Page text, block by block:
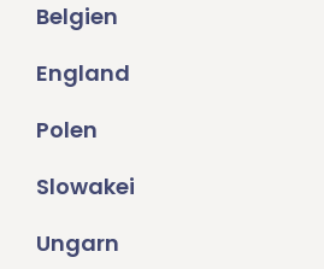
Belgien
England
Polen
Slowakei
Ungarn